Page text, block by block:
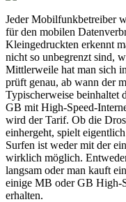
Jeder Mobilfunkbetreiber
für den mobilen
Kleingedruckten erkennt
nicht so unbegrenzt sind,
Mittlerweile hat man sich
prüft genau, ab wann der
Typischerweise
GB mit High-Speed-
wird der Tarif. Ob die
einhergeht, spielt
Surfen ist weder mit der
wirklich möglich.
langsam oder man kauft
einige MB oder GB High-
erhalten.